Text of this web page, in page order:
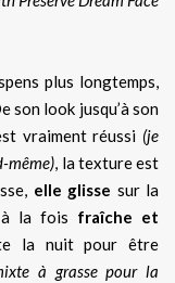
plus longtemps,
son look jusqu’à son
vraiment réussi (je
même) , la texture est
elle glisse sur la
à la fois fraîche et
la nuit pour être
à grasse pour la